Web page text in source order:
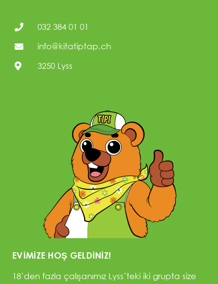
032 384 01 01
info@kitatiptap.ch
3250 Lyss
EVIMIZE HOŞ GELDINIZ!
18’den fazla çalışanımız Lyss’teki iki grupta size